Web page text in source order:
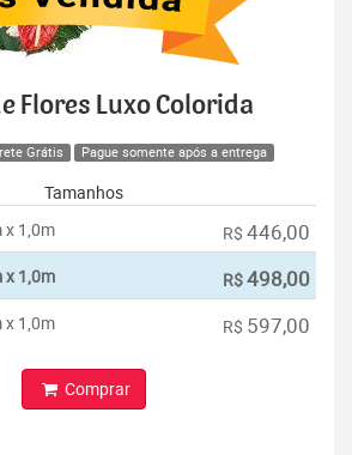
Flores Luxo Colorida
Grátis Pague somente após a entrega
Tamanhos
x 1,0m
R$ 446,00
x 1,0m R$498,00
x 1,0m R$ 597,00
Comprar